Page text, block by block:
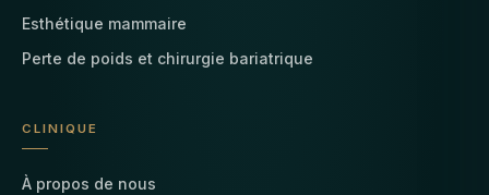
Esthétique mammaire
Perte de poids et chirurgie bariatrique
CLINIQUE
À propos de nous